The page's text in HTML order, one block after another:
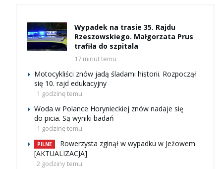
Wypadek na trasie 35. Rajdu
Rzeszowskiego. Małgorzata Prus
trafiła do szpitala
17 minut temu
Motocykliści znów jadą śladami historii. Rozpoczął
się 10. rajd edukacyjny
1 godzinę temu
Woda w Polance Horynieckiej znów nadaje się
do picia. Są wyniki badań
1 godzinę temu
PILNE
Rowerzysta zginął w wypadku w Jeżowem
[AKTUALIZACJA]
2 godziny temu